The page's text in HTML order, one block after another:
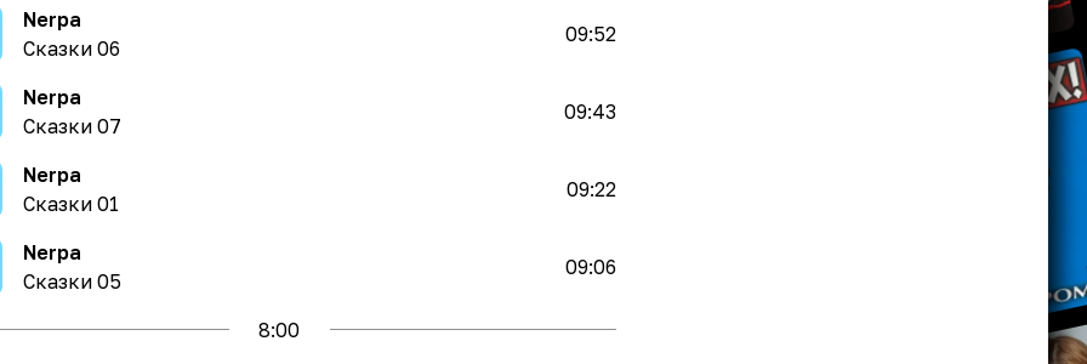
Nerpa
Сказки 06
09:52
Nerpa
Сказки 07
09:43
Nerpa
Сказки 01
09:22
Nerpa
Сказки 05
09:06
8:00